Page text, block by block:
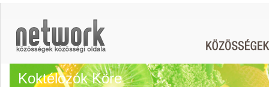
Koktélozók Köre